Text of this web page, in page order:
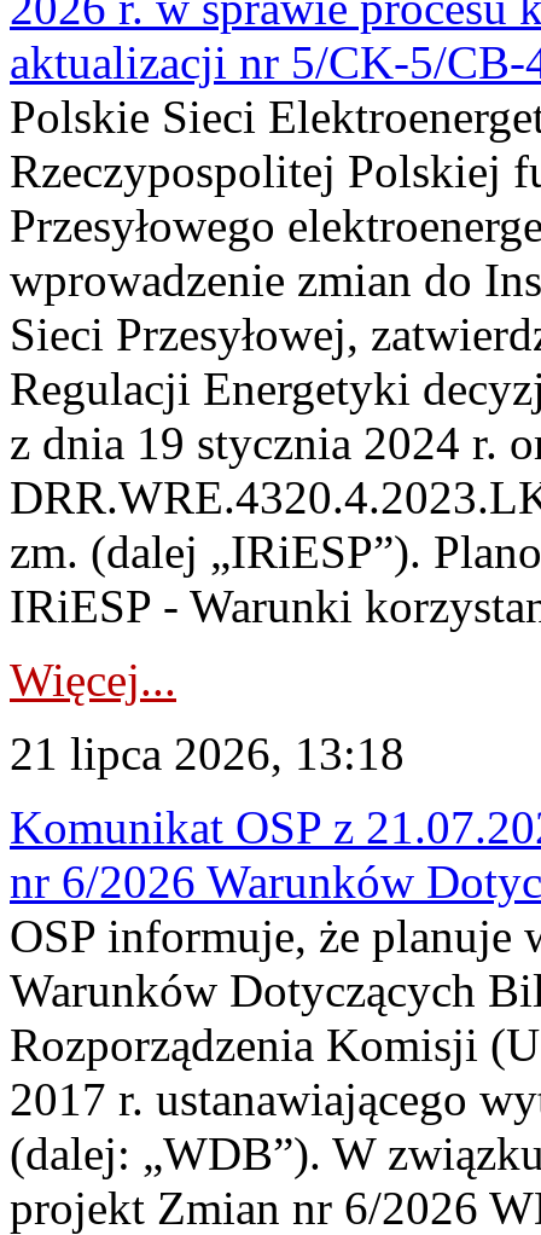
aktualizacji nr 5/CK-5/CB-
Polskie Sieci
Rzeczypospolitej Polskiej
Przesyłowego
wprowadzenie zmian do
Sieci Przesyłowej,
Regulacji Energetyki
z dnia 19 stycznia 2024 r.
zm. (dalej „IRiESP”).
IRiESP - Warunki
Więcej...
21 lipca 2026, 13:18
Komunikat OSP z
nr 6/2026 Warunków
OSP informuje, że planuje
Warunków Dotyczących
Rozporządzenia Komisji
2017 r. ustanawiającego
(dalej: „WDB”). W
projekt Zmian nr 6/2026